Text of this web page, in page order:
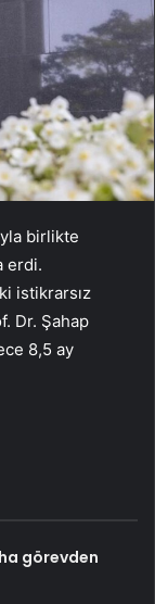
birlikte
erdi.
istikrarsız
Dr. Şahap
8,5 ay
görevden